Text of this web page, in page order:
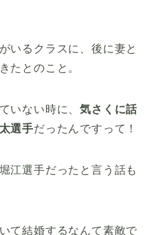
いるクラスに、後に妻と
たとのこと。
いない時に、気さくに話
選手だったんですって！
江選手だったと言う話も
て結婚するなんて素敵で